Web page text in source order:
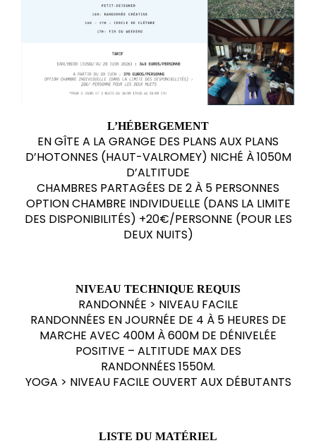
L’HÉBERGEMENT
EN GÎTE A LA GRANGE DES PLANS AUX PLANS
D’HOTONNES (HAUT-VALROMEY) NICHÉ À 1050M
D’ALTITUDE
CHAMBRES PARTAGÉES DE 2 À 5 PERSONNES
OPTION CHAMBRE INDIVIDUELLE (DANS LA LIMITE
DES DISPONIBILITÉS) +20€/PERSONNE (POUR LES
DEUX NUITS)
NIVEAU TECHNIQUE REQUIS
RANDONNÉE > NIVEAU FACILE
RANDONNÉES EN JOURNÉE DE 4 À 5 HEURES DE
MARCHE AVEC 400M À 600M DE DÉNIVELÉE
POSITIVE – ALTITUDE MAX DES
RANDONNÉES 1550M.
YOGA > NIVEAU FACILE OUVERT AUX DÉBUTANTS
LISTE DU MATÉRIEL